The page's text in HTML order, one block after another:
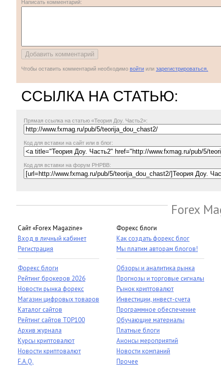
Написать комментарий:
Чтобы оставить комментарий необходимо войти или зарегистрироваться.
ССЫЛКА НА СТАТЬЮ:
Прямая ссылка на статью «Теория Доу. Часть2»:
Код для вставки на сайт или в блог:
Код для вставки на форум PHPBB:
Forex
Сайт «Forex Magazine»
Вход в личный кабинет
Регистрация
Форекс блоги
Рейтинг брокеров 2026
Новости рынка форекс
Магазин цифровых товаров
Каталог сайтов
Рейтинг сайтов TOP100
Архив журнала
Курсы криптовалют
Новости криптовалют
F.A.Q.
Форекс блоги
Как создать форекс блог
Мы платим авторам блогов!
Обзоры и аналитика рынка
Прогнозы и торговые сигналы
Рынок криптовалют
Инвестиции, инвест-счета
Программное обеспечение
Обучающие материалы
Платные блоги
Анонсы мероприятий
Новости компаний
Прочее